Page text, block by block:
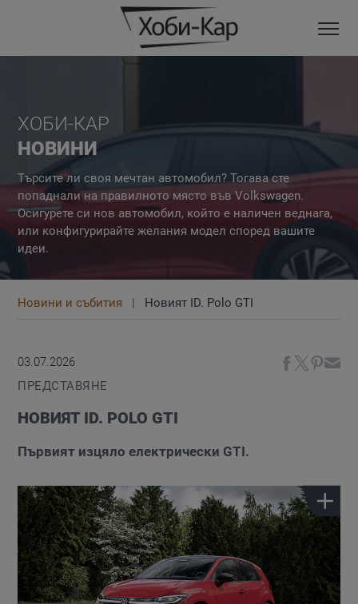
ХОБИ-КАР
НОВИНИ
Търсите ли своя мечтан автомобил? Тогава сте
попаднали на правилното място във Volkswagen.
Осигурете си нов автомобил, който е наличен веднага,
или конфигурирайте желания модел според вашите
идеи.
Новини и събития Новият ID. Polo GTI
03.07.2026
ПРЕДСТАВЯНЕ
НОВИЯТ ID. POLO GTI
Първият изцяло електрически GTI.